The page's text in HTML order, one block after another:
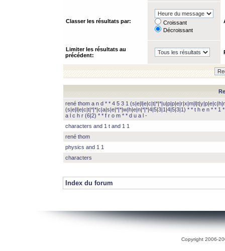
Classer les résultats par:
Croissant
Décroissant
Limiter les résultats au
précédent:
rené thom a n d * * 4 5 3 1
(s|e|l|e|c|t|*|*|c|a|s|e|*|*|w|h|e|n|*|*|4|5|3|1|4|5|3|1) * * t h e n * * 1
a l c h r (6|2) * * f r o m * * d u a l -
characters and 1 t and 1 1
rené thom
physics and 1 1
characters
Index du forum
Copyright 2006-